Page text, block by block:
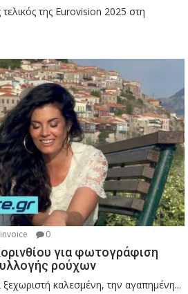
της Eurovision 2025 στη
0
για φωτογράφιση
ρούχων
καλεσμένη, την αγαπημένη...